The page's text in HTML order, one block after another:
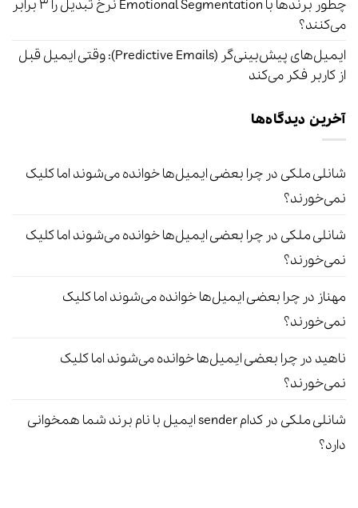
چطور برندها با Emotional Segmentation نرخ تبدیل را ۳ برابر
می‌کنند؟
ایمیل‌های پیش‌بینی‌گر (Predictive Emails): وقتی ایمیل قبل
از کاربر فکر می‌کند
آخرین دیدگاه‌ها
شانلی ملکی در چرا بعضی ایمیل‌ها خوانده می‌شوند اما کلیک
نمی‌خورند؟
شانلی ملکی در چرا بعضی ایمیل‌ها خوانده می‌شوند اما کلیک
نمی‌خورند؟
مهناز در چرا بعضی ایمیل‌ها خوانده می‌شوند اما کلیک
نمی‌خورند؟
ناهید در چرا بعضی ایمیل‌ها خوانده می‌شوند اما کلیک
نمی‌خورند؟
شانلی ملکی در
کدام sender ایمیل با نام برند شما همخوانی
دارد؟